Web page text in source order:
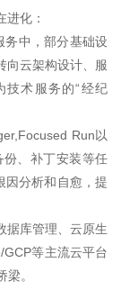
化：
务中，部分基础设
向云架构设计、服
技术服务的“经纪
Run以
、补丁安装等任
因分析和自愈，提
据库管理、云原生
等主流云平台
。